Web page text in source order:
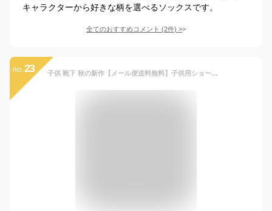
キャラクターから好きな柄を選べるソックスです。
全てのおすすめコメント (2件) >
no. 23 子供 靴下 秋の新作【メール便送料無料】子供用ショートソックス5足組 無地 キッズ 靴下 キッズ ソックス女の子 男の子 アンクルソックス キャラクター 恐竜 花柄 おしゃれ いちご かわいい ベビー 靴下 ジュニアくつした 入園 保育園 幼稚園 通園通学靴下 子供服 春夏秋冬